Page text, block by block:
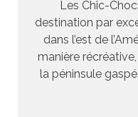
Les Chic-
destination par
dans l’est de
manière
la péninsule